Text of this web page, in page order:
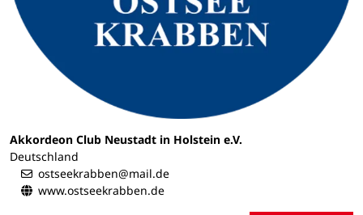
Akkordeon Club Neustadt in Holstein e.V.
Deutschland
ostseekrabben@mail.de
www.ostseekrabben.de